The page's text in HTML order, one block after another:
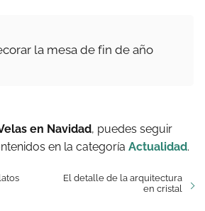
la mesa de fin de año
en Navidad, puedes seguir
en la categoría Actualidad.
El detalle de la arquitectura
en cristal